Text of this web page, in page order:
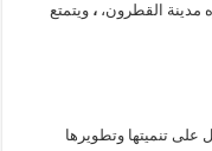
مدينة القطرون،، ويتمتع
على تنميتها وتطويرها